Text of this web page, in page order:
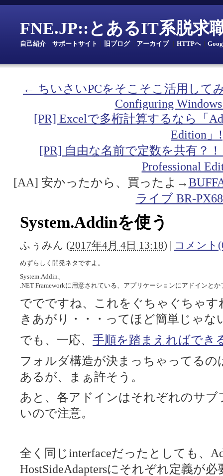
FNE.JP::とあるIT系脱求
自己紹介 サポートサイト 旧ブログ｜ アーカイブ｜ HTTPへ｜
← ちいさいPCをそこそこ活用して
Configuring
[PR] Excelで多桁計算するなら「
Edition」!
[PR] 自由な名前で定数を共有？
Professional
[AA] 安かったから、買ったよ→
ライブ BR-
System.Addinを使う
ふぅみん (2017年4月 4日 13:18) | コメント
めずらしく開発ネタですよ。
System.Addin、
.NET Frameworkに用意されている、アプリケーションにアドインと
ででですね、これをぐちゃぐちゃ
きあがり・・・ってほど簡単じゃな
でも、一応、 手順を踏まえればでき
フォルダ構造が決まっちゃってる
あるが、まぁ許そう。
あと、各アドインはそれぞれのサ
いので注意。
全く同じinterfaceだったとしても、
HostSideAdaptersにそれぞれ定義が